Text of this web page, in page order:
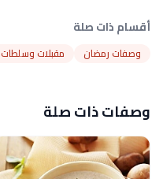
أقسام ذات صلة
وصفات رمضان مقبلات وسلطات
وصفات ذات صلة